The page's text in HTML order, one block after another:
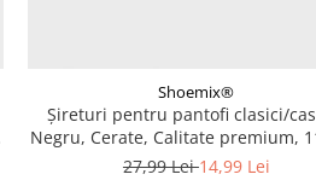
Shoemix®
Șireturi pentru pantofi clasici/
Negru, Cerate, Calitate premium,
x 0.3 cm
27,99 Lei14,99 Lei